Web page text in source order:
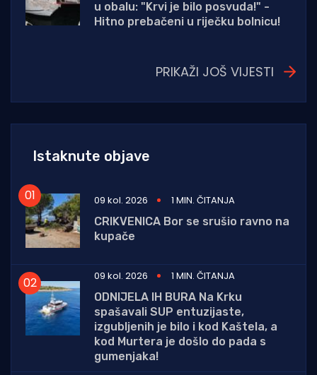
u obalu: "Krvi je bilo posvuda!" -
Hitno prebačeni u riječku bolnicu!
PRIKAŽI JOŠ VIJESTI
Istaknute objave
09 kol. 2026
1 MIN. ČITANJA
CRIKVENICA Bor se srušio ravno na
kupače
09 kol. 2026
1 MIN. ČITANJA
ODNIJELA IH BURA Na Krku
spašavali SUP entuzijaste,
izgubljenih je bilo i kod Kaštela, a
kod Murtera je došlo do pada s
gumenjaka!